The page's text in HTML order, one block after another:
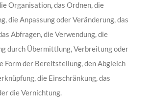
Organisation, das Ordnen, die
die Anpassung oder Veränderung, das
Abfragen, die Verwendung, die
durch Übermittlung, Verbreitung oder
Form der Bereitstellung, den Abgleich
die Einschränkung, das
die Vernichtung.